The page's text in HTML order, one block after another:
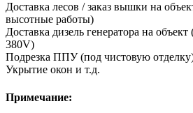
Доставка лесов / заказ вышки на
высотные работы)
Доставка дизель генератора на объект
380V)
Подрезка ППУ (под чистовую
Укрытие окон и т.д.
Примечание: